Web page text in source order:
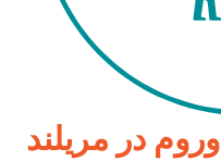
وروم در مریلند